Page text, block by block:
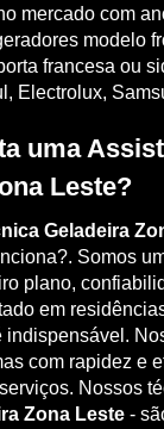
mercado com
modelo
francesa ou
Electrolux,
uma
Leste?
Geladeira
Somos
plano,
em
indispensável.
com rapidez e
Nossos
Zona Leste -